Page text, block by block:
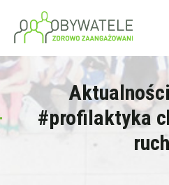
#profilaktyka